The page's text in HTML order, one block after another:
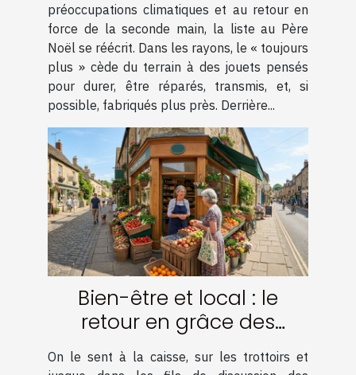
préoccupations climatiques et au retour en
force de la seconde main, la liste au Père
Noël se réécrit. Dans les rayons, le « toujours
plus » cède du terrain à des jouets pensés
pour durer, être réparés, transmis, et, si
possible, fabriqués plus près. Derrière...
Bien-être et local : le
retour en grâce des
commerces de proximité
On le sent à la caisse, sur les trottoirs et